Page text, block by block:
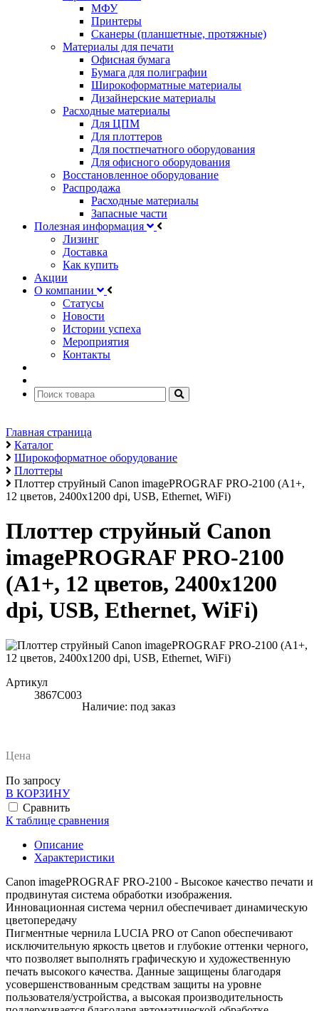
МФУ
Принтеры
Сканеры (планшетные, протяжные)
Материалы для печати
Офисная бумага
Бумага для полиграфии
Широкоформатные материалы
Дизайнерские материалы
Расходные материалы
Для ЦПМ
Для плоттеров
Для постпечатного оборудования
Для офисного оборудования
Восстановленное оборудование
Распродажа
Расходные материалы
Запасные части
Полезная информация
Лизинг
Доставка
Как купить
Акции
О компании
Статусы
Новости
Истории успеха
Мероприятия
Контакты
Главная страница
Каталог
Широкоформатное оборудование
Плоттеры
Плоттер струйный Canon imagePROGRAF PRO-2100 (A1+,
12 цветов, 2400x1200 dpi, USB, Ethernet, WiFi)
Плоттер струйный Canon
imagePROGRAF PRO-2100
(A1+, 12 цветов, 2400x1200
dpi, USB, Ethernet, WiFi)
Артикул
3867C003
Наличие: под заказ
Цена
По запросу
В КОРЗИНУ
Сравнить
К таблице сравнения
Описание
Характеристики
Canon imagePROGRAF PRO-2100 - Высокое качество печати и
продвинутая система обработки изображения.
Инновационная система чернил обеспечивает динамическую
цветопередачу
Пигментные чернила LUCIA PRO от Canon обеспечивают
исключительную яркость цветов и глубокие оттенки черного,
что позволяет выполнять графическую и художественную
печать высокого качества. Данные защищены благодаря
усовершенствованным средствам защиты на уровне
пользователя/устройства, а высокая производительность